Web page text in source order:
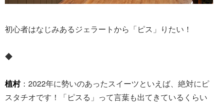
初心者はなじみあるジェラートから「ピス」りたい！
◆
植村：2022年に勢いのあったスイーツといえば、絶対にピ
スタチオです！「ピスる」って言葉も出てきているくらい